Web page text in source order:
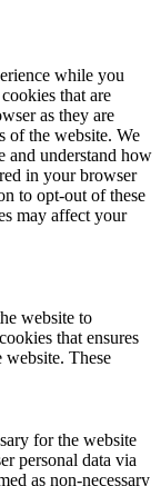
while you
that are
as they are
of the website. We
and understand how
in your browser
to opt-out of these
may affect your
website to
that ensures
website. These
for the website
personal data via
as non-necessary